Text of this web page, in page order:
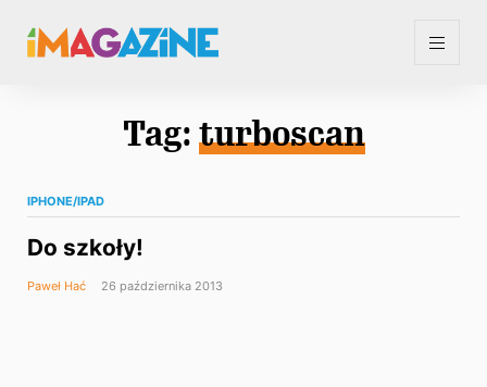
Tag: turboscan
IPHONE/IPAD
Do szkoły!
Paweł Hać 26 października 2013